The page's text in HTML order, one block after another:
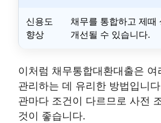
신용도
향상
채무를 통합하고 제때
개선될 수 있습니다.
이처럼 채무통합대환대출은 여
관리하는 데 유리한 방법입니
관마다 조건이 다르므로 사전
것이 좋습니다.